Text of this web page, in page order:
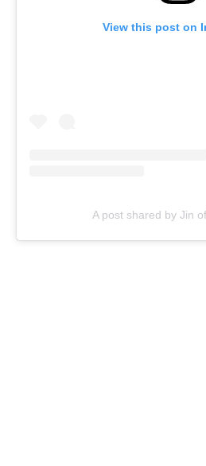
View this post on
A post shared by Jin